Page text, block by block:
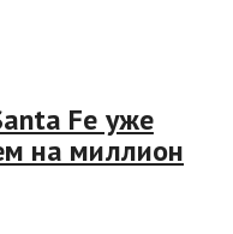
Fe уже
на миллион